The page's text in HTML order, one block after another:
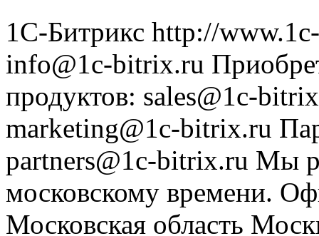
1С-Битрикс http://
info@1c-bitrix.ru
продуктов: sales@1c-
marketing@1c-bitrix.ru
partners@1c-bitrix.ru Мы
московскому времени.
Московская область